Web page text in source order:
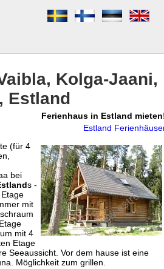
Kolga-Jaani,
Estland
Ferienhaus in Estland
Estland
(für 4
bei
s -
mit
mit 4
Etage
Seeaussicht. Vor dem hause ist eine
Möglichkeit zum grillen.